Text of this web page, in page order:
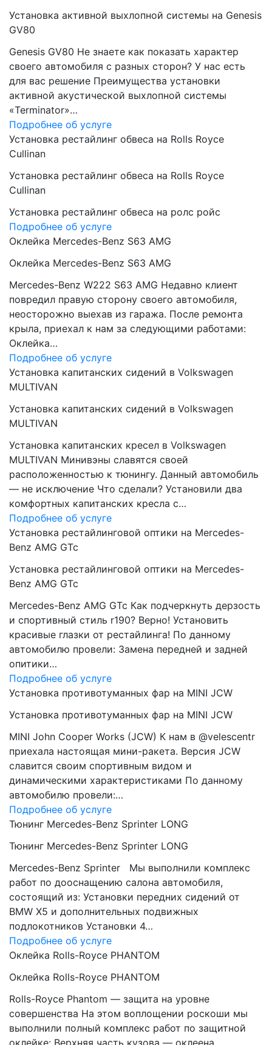
Установка активной выхлопной системы на Genesis
GV80
Genesis GV80 Не знаете как показать характер
своего автомобиля с разных сторон? У нас есть
для вас решение Преимущества установки
активной акустической выхлопной системы
«Terminator»…
Подробнее об услуге
Установка рестайлинг обвеса на Rolls Royce
Cullinan
Установка рестайлинг обвеса на Rolls Royce
Cullinan
Установка рестайлинг обвеса на ролс ройс
Подробнее об услуге
Оклейка Mercedes-Benz S63 AMG
Оклейка Mercedes-Benz S63 AMG
Mercedes-Benz W222 S63 AMG Недавно клиент
повредил правую сторону своего автомобиля,
неосторожно выехав из гаража. После ремонта
крыла, приехал к нам за следующими работами:
Оклейка…
Подробнее об услуге
Установка капитанских сидений в Volkswagen
MULTIVAN
Установка капитанских сидений в Volkswagen
MULTIVAN
Установка капитанских кресел в Volkswagen
MULTIVAN Минивэны славятся своей
расположенностью к тюнингу. Данный автомобиль
— не исключение Что сделали? Установили два
комфортных капитанских кресла с…
Подробнее об услуге
Установка рестайлинговой оптики на Mercedes-
Benz AMG GTc
Установка рестайлинговой оптики на Mercedes-
Benz AMG GTc
Mercedes-Benz AMG GTc Как подчеркнуть дерзость
и спортивный стиль r190? Верно! Установить
красивые глазки от рестайлинга! По данному
автомобилю провели: Замена передней и задней
опитики…
Подробнее об услуге
Установка противотуманных фар на MINI JCW
Установка противотуманных фар на MINI JCW
MINI John Cooper Works (JCW) К нам в @velescentr
приехала настоящая мини-ракета. Версия JCW
славится своим спортивным видом и
динамическими характеристиками По данному
автомобилю провели:…
Подробнее об услуге
Тюнинг Mercedes-Benz Sprinter LONG
Тюнинг Mercedes-Benz Sprinter LONG
Mercedes-Benz Sprinter Мы выполнили комплекс
работ по дооснащению салона автомобиля,
состоящий из: Установки передних сидений от
BMW Х5 и дополнительных подвижных
подлокотников Установки 4…
Подробнее об услуге
Оклейка Rolls-Royce PHANTOM
Оклейка Rolls-Royce PHANTOM
Rolls-Royce Phantom — защита на уровне
совершенства На этом воплощении роскоши мы
выполнили полный комплекс работ по защитной
оклейке: Верхняя часть кузова — оклеена